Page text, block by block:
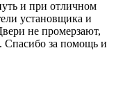
и при отличном
установщика и
не промерзают,
Спасибо за помощь и